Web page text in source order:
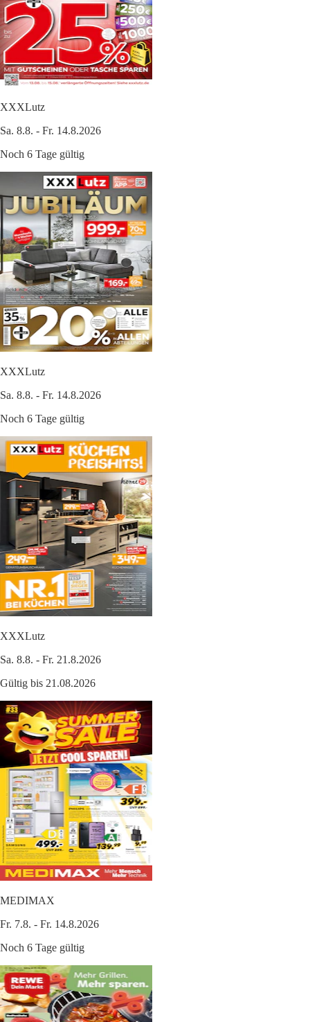
XXXLutz
Sa. 8.8. - Fr. 14.8.2026
Noch 6 Tage gültig
XXXLutz
Sa. 8.8. - Fr. 14.8.2026
Noch 6 Tage gültig
XXXLutz
Sa. 8.8. - Fr. 21.8.2026
Gültig bis 21.08.2026
MEDIMAX
Fr. 7.8. - Fr. 14.8.2026
Noch 6 Tage gültig